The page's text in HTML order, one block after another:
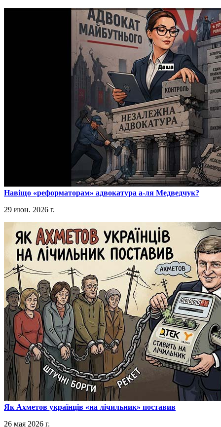
​Навіщо «реформаторам» адвокатура а-ля Медведчук?
29 июн. 2026 г.
​Як Ахметов українців «на лічильник» поставив
26 мая 2026 г.